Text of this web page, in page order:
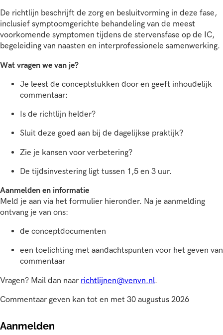
De richtlijn beschrijft de zorg en besluitvorming in deze fase,
inclusief symptoomgerichte behandeling van de meest
voorkomende symptomen tijdens de stervensfase op de IC,
begeleiding van naasten en interprofessionele samenwerking.
Wat vragen we van je?
Je leest de conceptstukken door en geeft inhoudelijk
commentaar:
Is de richtlijn helder?
Sluit deze goed aan bij de dagelijkse praktijk?
Zie je kansen voor verbetering?
De tijdsinvestering ligt tussen 1,5 en 3 uur.
Aanmelden en informatie
Meld je aan via het formulier hieronder. Na je aanmelding
ontvang je van ons:
de conceptdocumenten
een toelichting met aandachtspunten voor het geven van
commentaar
Vragen? Mail dan naar richtlijnen@venvn.nl.
Commentaar geven kan tot en met 30 augustus 2026
Aanmelden